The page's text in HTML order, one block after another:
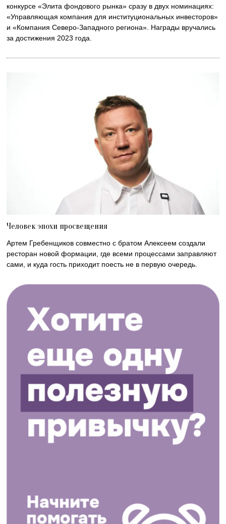
конкурсе «Элита фондового рынка» сразу в двух номинациях:
«Управляющая компания для институциональных инвесторов»
и «Компания Северо-Западного региона». Награды вручались
за достижения 2023 года.
Человек эпохи просвещения
Артем Гребенщиков совместно с братом Алексеем создали
ресторан новой формации, где всеми процессами заправляют
сами, и куда гость приходит поесть не в первую очередь.